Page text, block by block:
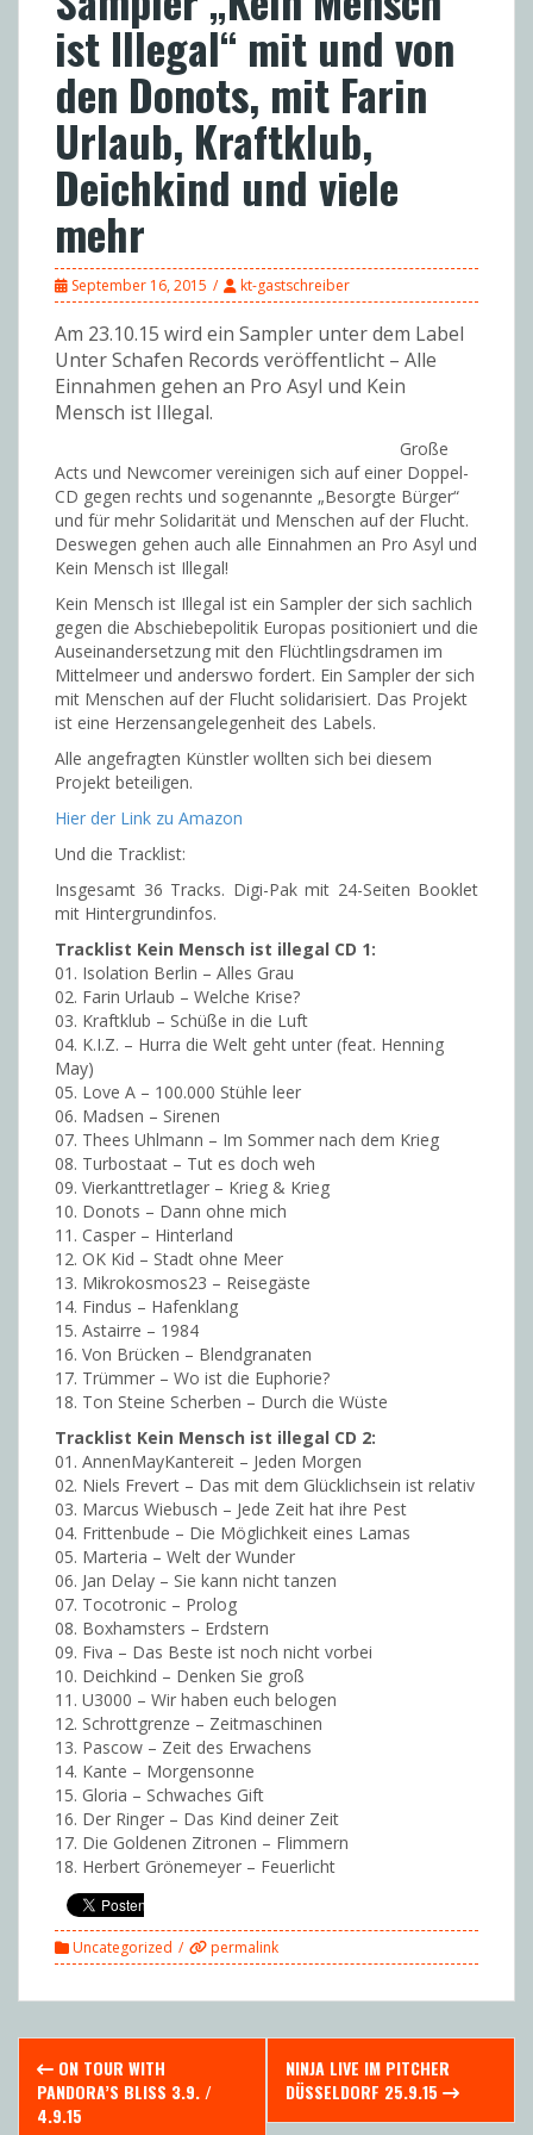
ist Illegal“ mit und von
den Donots, mit Farin
Urlaub, Kraftklub,
Deichkind und viele
mehr
September 16, 2015 kt-gastschreiber
Am 23.10.15 wird ein Sampler unter dem Label
Unter Schafen Records veröffentlicht – Alle
Einnahmen gehen an Pro Asyl und Kein
Mensch ist Illegal.
Große
Acts und Newcomer vereinigen sich auf einer Doppel-
CD gegen rechts und sogenannte „Besorgte Bürger“
und für mehr Solidarität und Menschen auf der Flucht.
Deswegen gehen auch alle Einnahmen an Pro Asyl und
Kein Mensch ist Illegal!
Kein Mensch ist Illegal ist ein Sampler der sich sachlich
gegen die Abschiebepolitik Europas positioniert und die
Auseinandersetzung mit den Flüchtlingsdramen im
Mittelmeer und anderswo fordert. Ein Sampler der sich
mit Menschen auf der Flucht solidarisiert. Das Projekt
ist eine Herzensangelegenheit des Labels.
Alle angefragten Künstler wollten sich bei diesem
Projekt beteiligen.
Hier der Link zu Amazon
Und die Tracklist:
Insgesamt 36 Tracks. Digi-Pak mit 24-Seiten Booklet
mit Hintergrundinfos.
Tracklist Kein Mensch ist illegal CD 1:
01. Isolation Berlin – Alles Grau
02. Farin Urlaub – Welche Krise?
03. Kraftklub – Schüße in die Luft
04. K.I.Z. – Hurra die Welt geht unter (feat. Henning
May)
05. Love A – 100.000 Stühle leer
06. Madsen – Sirenen
07. Thees Uhlmann – Im Sommer nach dem Krieg
08. Turbostaat – Tut es doch weh
09. Vierkanttretlager – Krieg & Krieg
10. Donots – Dann ohne mich
11. Casper – Hinterland
12. OK Kid – Stadt ohne Meer
13. Mikrokosmos23 – Reisegäste
14. Findus – Hafenklang
15. Astairre – 1984
16. Von Brücken – Blendgranaten
17. Trümmer – Wo ist die Euphorie?
18. Ton Steine Scherben – Durch die Wüste
Tracklist Kein Mensch ist illegal CD 2:
01. AnnenMayKantereit – Jeden Morgen
02. Niels Frevert – Das mit dem Glücklichsein ist relativ
03. Marcus Wiebusch – Jede Zeit hat ihre Pest
04. Frittenbude – Die Möglichkeit eines Lamas
05. Marteria – Welt der Wunder
06. Jan Delay – Sie kann nicht tanzen
07. Tocotronic – Prolog
08. Boxhamsters – Erdstern
09. Fiva – Das Beste ist noch nicht vorbei
10. Deichkind – Denken Sie groß
11. U3000 – Wir haben euch belogen
12. Schrottgrenze – Zeitmaschinen
13. Pascow – Zeit des Erwachens
14. Kante – Morgensonne
15. Gloria – Schwaches Gift
16. Der Ringer – Das Kind deiner Zeit
17. Die Goldenen Zitronen – Flimmern
18. Herbert Grönemeyer – Feuerlicht
Uncategorized permalink
Post
navigation
ON TOUR WITH
PANDORA’S BLISS 3.9. /
4.9.15
NINJA LIVE IM PITCHER
DÜSSELDORF 25.9.15